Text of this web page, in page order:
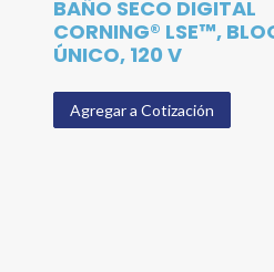
BAÑO SECO DIGITAL
CORNING® LSE™,
ÚNICO, 120 V
Agregar a Cotización